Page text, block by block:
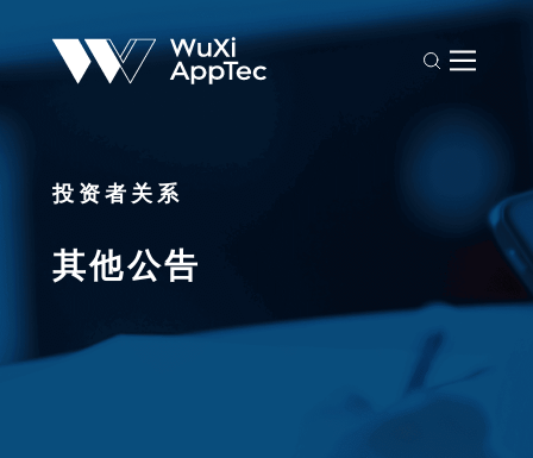
投资者关系
其他公告